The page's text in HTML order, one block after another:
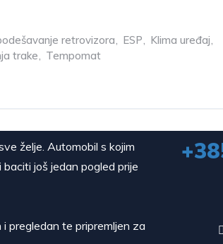
retrovizora ESP Klima uređaj
trake Tempomat
želje. Automobil s kojim
još jedan pogled prije
pregledan te pripremljen za